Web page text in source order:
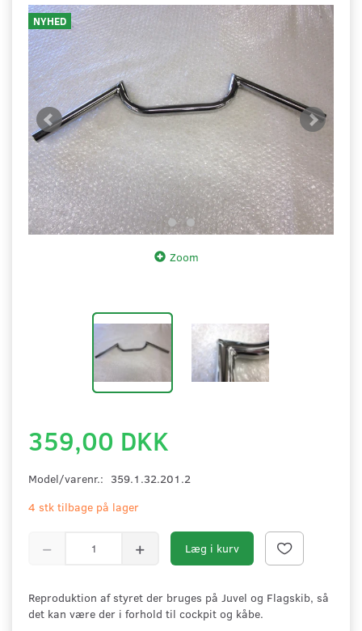
NYHED
Zoom
359,00 DKK
Model/varenr.: 359.1.32.201.2
4 stk tilbage på lager
Læg i kurv
Reproduktion af styret der bruges på Juvel og Flagskib, så
det kan være der i forhold til cockpit og kåbe.